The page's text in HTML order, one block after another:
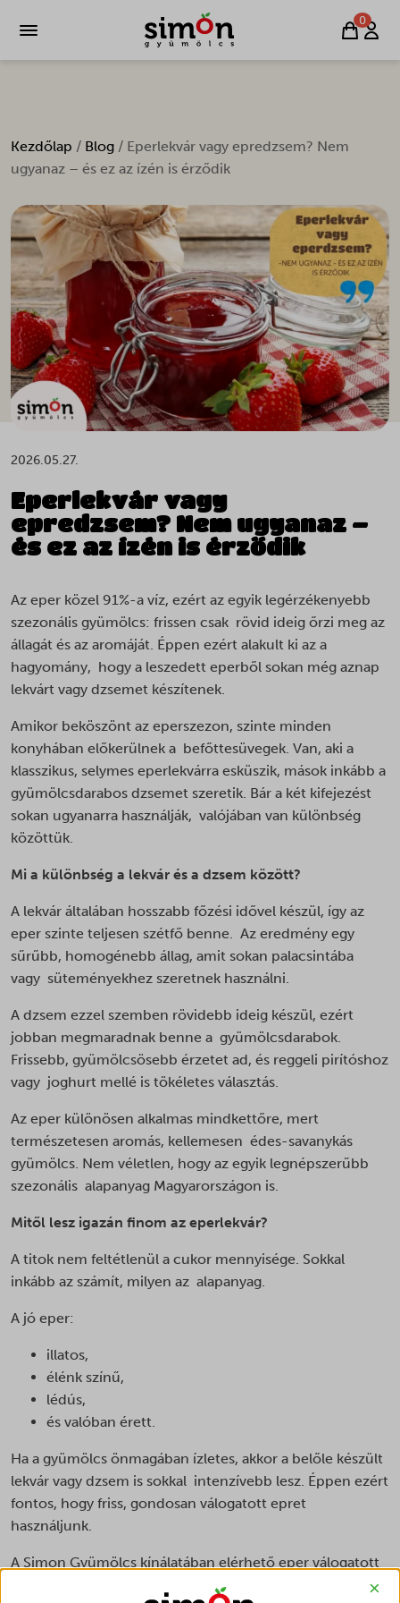
0
Kezdőlap / Blog / Eperlekvár vagy epredzsem? Nem
ugyanaz – és ez az ízén is érződik
2026.05.27.
Eperlekvár vagy
epredzsem? Nem ugyanaz –
és ez az ízén is érződik
Az eper közel 91%-a víz, ezért az egyik legérzékenyebb
szezonális gyümölcs: frissen csak rövid ideig őrzi meg az
állagát és az aromáját. Éppen ezért alakult ki az a
hagyomány, hogy a leszedett eperből sokan még aznap
lekvárt vagy dzsemet készítenek.
Amikor beköszönt az eperszezon, szinte minden
konyhában előkerülnek a befőttesüvegek. Van, aki a
klasszikus, selymes eperlekvárra esküszik, mások inkább a
gyümölcsdarabos dzsemet szeretik. Bár a két kifejezést
sokan ugyanarra használják, valójában van különbség
közöttük.
Mi a különbség a lekvár és a dzsem között?
A lekvár általában hosszabb főzési idővel készül, így az
eper szinte teljesen szétfő benne. Az eredmény egy
sűrűbb, homogénebb állag, amit sokan palacsintába
vagy süteményekhez szeretnek használni.
A dzsem ezzel szemben rövidebb ideig készül, ezért
jobban megmaradnak benne a gyümölcsdarabok.
Frissebb, gyümölcsösebb érzetet ad, és reggeli pirítóshoz
vagy joghurt mellé is tökéletes választás.
Az eper különösen alkalmas mindkettőre, mert
természetesen aromás, kellemesen édes-savanykás
gyümölcs. Nem véletlen, hogy az egyik legnépszerűbb
szezonális alapanyag Magyarországon is.
Mitől lesz igazán finom az eperlekvár?
A titok nem feltétlenül a cukor mennyisége. Sokkal
inkább az számít, milyen az alapanyag.
A jó eper:
illatos,
élénk színű,
lédús,
és valóban érett.
Ha a gyümölcs önmagában ízletes, akkor a belőle készült
lekvár vagy dzsem is sokkal intenzívebb lesz. Éppen ezért
fontos, hogy friss, gondosan válogatott epret
használjunk.
A Simon Gyümölcs kínálatában elérhető eper válogatott
forrásból érkezik, így nemcsak friss fogyasztásra, hanem
×